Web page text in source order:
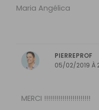
Maria Angélica
PIERREPROF
05/02/2019 À
MERCI !!!!!!!!!!!!!!!!!!!!!!!